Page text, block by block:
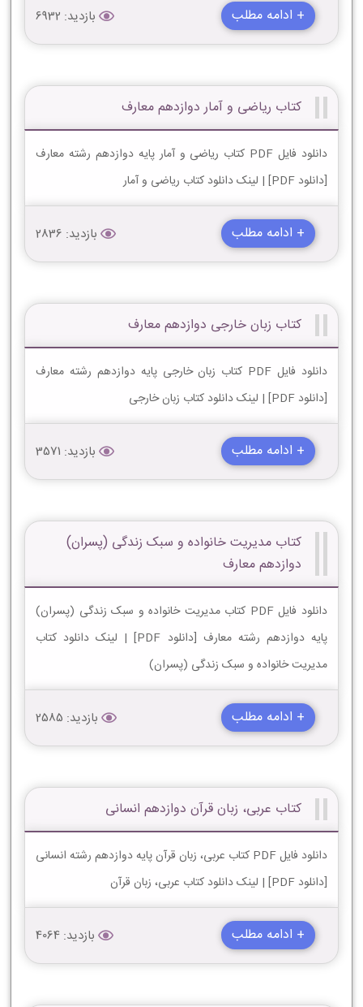
+ ادامه مطلب بازدید: 6932
کتاب ریاضی و آمار دوازدهم معارف
دانلود فایل PDF کتاب ریاضی و آمار پایه دوازدهم رشته معارف
[دانلود PDF] | لینک دانلود کتاب ریاضی و آمار
+ ادامه مطلب بازدید: 2836
کتاب زبان خارجی دوازدهم معارف
دانلود فایل PDF کتاب زبان خارجی پایه دوازدهم رشته معارف
[دانلود PDF] | لینک دانلود کتاب زبان خارجی
+ ادامه مطلب بازدید: 3571
کتاب مدیریت خانواده و سبک زندگی (پسران)
دوازدهم معارف
دانلود فایل PDF کتاب مدیریت خانواده و سبک زندگی (پسران)
پایه دوازدهم رشته معارف [دانلود PDF] | لینک دانلود کتاب
مدیریت خانواده و سبک زندگی (پسران)
+ ادامه مطلب بازدید: 2585
کتاب عربی، زبان قرآن دوازدهم انسانی
دانلود فایل PDF کتاب عربی، زبان قرآن پایه دوازدهم رشته انسانی
[دانلود PDF] | لینک دانلود کتاب عربی، زبان قرآن
+ ادامه مطلب بازدید: 4064